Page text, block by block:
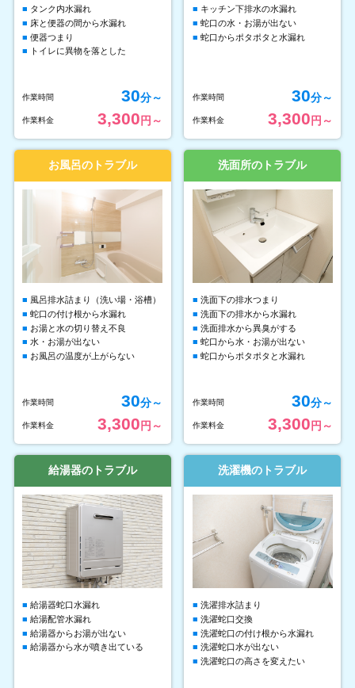
タンク内水漏れ
床と便器の間から水漏れ
便器つまり
トイレに異物を落とした
作業時間 30分～
作業料金 3,300 円～
キッチン下排水の水漏れ
蛇口の水・お湯が出ない
蛇口からポタポタと水漏れ
作業時間 30分～
作業料金 3,300 円～
お風呂のトラブル
風呂排水詰まり（洗い場・浴槽）
蛇口の付け根から水漏れ
お湯と水の切り替え不良
水・お湯が出ない
お風呂の温度が上がらない
作業時間 30分～
作業料金 3,300 円～
洗面所のトラブル
洗面下の排水つまり
洗面下の排水から水漏れ
洗面排水から異臭がする
蛇口から水・お湯が出ない
蛇口からポタポタと水漏れ
作業時間 30分～
作業料金 3,300 円～
給湯器のトラブル
給湯器蛇口水漏れ
給湯配管水漏れ
給湯器からお湯が出ない
給湯器から水が噴き出ている
洗濯機のトラブル
洗濯排水詰まり
洗濯蛇口交換
洗濯蛇口の付け根から水漏れ
洗濯蛇口水が出ない
洗濯蛇口の高さを変えたい